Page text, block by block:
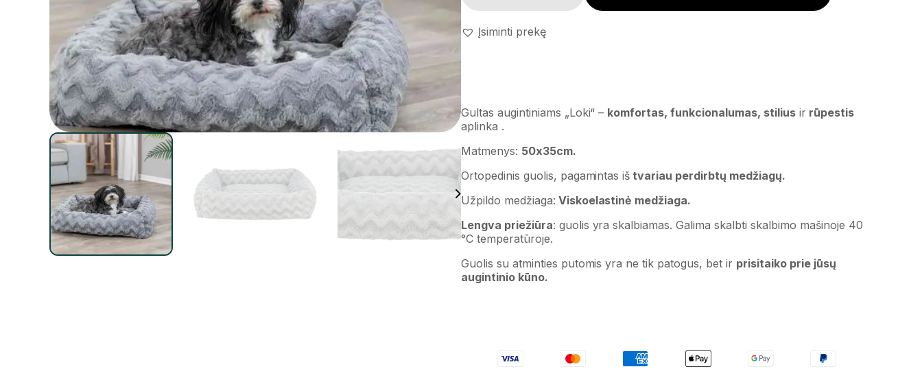
Įsiminti prekę
Gultas augintiniams „Loki“ – komfortas, funkcionalumas, stiliusirrūpestis
aplinka .
Matmenys: 50x35cm.
Ortopedinis guolis, pagamintas iš tvariau perdirbtų medžiagų.
Užpildo medžiaga: Viskoelastinė medžiaga.
Lengva priežiūra: guolis yra skalbiamas. Galima skalbti skalbimo mašinoje 40
°C temperatūroje.
Guolis su atminties putomis yra ne tik patogus, bet ir prisitaiko prie jūsų
augintinio kūno.